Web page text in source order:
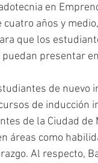
en
años y
que los
presentar
de nuevo
de inducción
de la Ciudad de
áreas como
Al respecto,